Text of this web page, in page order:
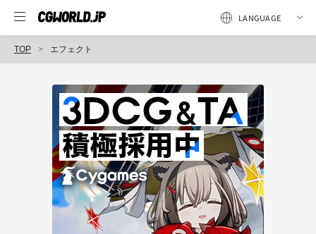
TOP エフェクト